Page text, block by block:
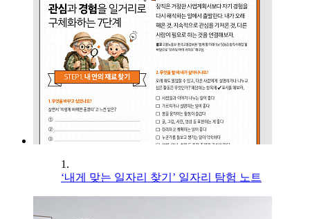
1.
‘내게 맞는 일자리 찾기’ 일자리 탐험 노트